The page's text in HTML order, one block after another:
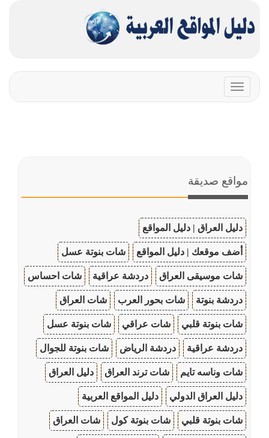
Toggle
navigation
مواقع صديقة
دليل العراق | دليل المواقع
أضف موقعك | دليل المواقع شات بنوتة عسل
شات موسيقى العراق دردشة عراقية شات احساس
دردشة بنوتة شات بحور العرب شات العراق
شات بنوتة قلبي شات عراقي شات بنوتة عسل
دردشة عراقية دردشة الرياض شات بنوتة للجوال
شات وناسه تايم شات ترند العراق دليل العراق
دليل العراق الدولي دليل المواقع العربية
شات بنوتة قلبي شات بنوتة كول شات العراق